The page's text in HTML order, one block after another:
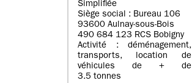
Simplifiée
Siège social : Bureau 106
93600 Aulnay-sous-Bois
490 684 123 RCS Bobigny
Activité : déménagement,
transports, location de
véhicules de + de
3.5 tonnes